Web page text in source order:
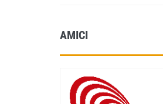
AMICI